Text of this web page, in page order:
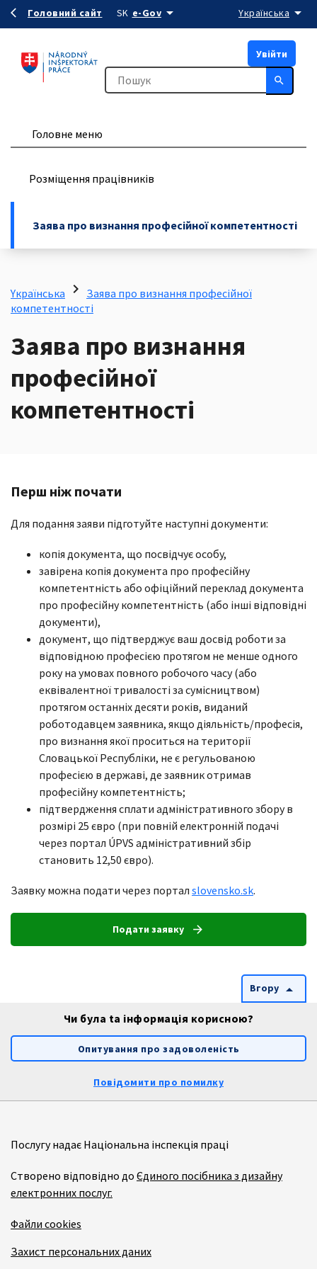
Перейти до вмісту
arrow_back_ios Головний сайт SK e-Gov arrow_drop_down Yкраїнська arrow_drop_down
Увійти
search
Головне меню
Розміщення працівників
Заява про визнання професійної компетентності
Yкраїнська chevron_right Заява про визнання професійної
компетентності
Заява про визнання
професійної
компетентності
Перш ніж почати
Для подання заяви підготуйте наступні документи:
копія документа, що посвідчує особу,
завірена копія документа про професійну
компетентність або офіційний переклад документа
про професійну компетентність (або інші відповідні
документи),
документ, що підтверджує ваш досвід роботи за
відповідною професією протягом не менше одного
року на умовах повного робочого часу (або
еквівалентної тривалості за сумісництвом)
протягом останніх десяти років, виданий
роботодавцем заявника, якщо діяльність/професія,
про визнання якої проситься на території
Словацької Республіки, не є регульованою
професією в державі, де заявник отримав
професійну компетентність;
підтвердження сплати адміністративного збору в
розмірі 25 євро (при повній електронній подачі
через портал ÚPVS адміністративний збір
становить 12,50 євро).
Заявку можна подати через портал slovensko.sk.
Подати заявку arrow_forward
Вгору arrow_drop_up
Чи була ta інформація корисною?
Опитування про задоволеність
Повідомити про помилку
Послугу надає Національна інспекція праці
Створено відповідно до Єдиного посібника з дизайну
електронних послуг.
Файли cookies
Захист персональних даних